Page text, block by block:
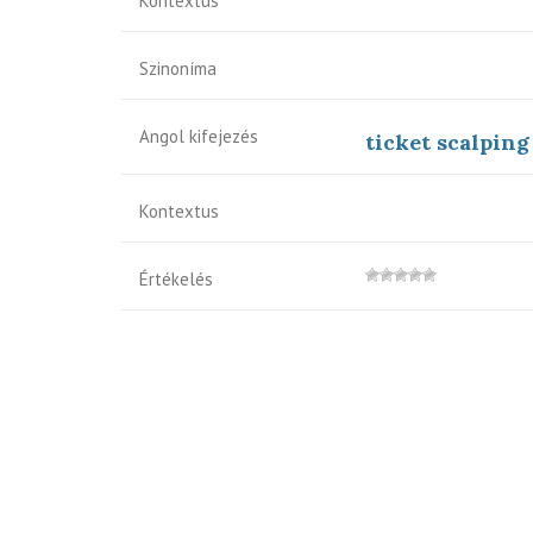
Szinoníma
Angol kifejezés ticket scalping
Kontextus
Értékelés